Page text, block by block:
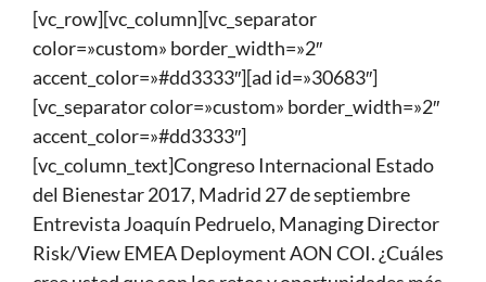
[vc_row][vc_column][vc_separator
color=»custom» border_width=»2″
accent_color=»#dd3333″][ad id=»30683″]
[vc_separator color=»custom» border_width=»2″
accent_color=»#dd3333″]
[vc_column_text]Congreso Internacional Estado
del Bienestar 2017, Madrid 27 de septiembre
Entrevista Joaquín Pedruelo, Managing Director
Risk/View EMEA Deployment AON COI. ¿Cuáles